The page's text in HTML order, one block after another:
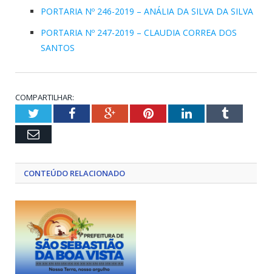
PORTARIA Nº 246-2019 – ANÁLIA DA SILVA DA SILVA
PORTARIA Nº 247-2019 – CLAUDIA CORREA DOS
SANTOS
COMPARTILHAR:
TwitterFacebookGoogle+PinterestLinkedInTumblr
Email
CONTEÚDO RELACIONADO